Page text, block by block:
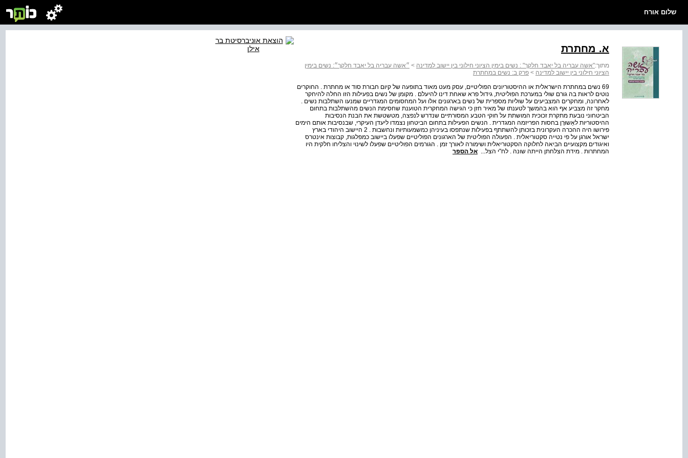
שלום אורח
א. מחתרת
מתוך:"אשה עבריה בל יאבד חלקך" : נשים בימין הציוני חילוני בין יישוב למדינה > ״אשה עבריה בל יאבד חלקך״: נשים בימין
הציוני חילוני בין יישוב למדינה > פרק ב: נשים במחתרת
69 נשים במחתרת הישראלית או ההיסטוריונים הפוליטיים, עסק מעט מאוד בתופעה של קיום חבורת סוד או מחתרת . החוקרים
נוטים לראות בה גורם שולי במערכת הפוליטית, גידול פרא שאחת דינו להיעלם . מקומן של נשים בפעילות הזו החלה להיחקר
לאחרונה, ומחקרים המצביעים על שוליות מספרית של נשים בארגונים אלו ועל המחסומים המגדריים שמנעו השתלבות נשים .
מחקר זה מצביע אף הוא בהמשך לטענתו של מאיר חזן כי הגישה המחקרית הטוענת שחסימת הנשים מהשתלבות בתחום
הביטחוני נובעת מתקרת זכוכית המושתת על חוקי הטבע המסורתיים שנדרש לנפצה, מטשטשת את הבנת הנסיבות
ההיסטוריות לאַשוּרָן בחסות הפריזמה המגדרית . הנשים הפעילות בתחום הביטחון נצמדו ליעדן העיקרי, שבנסיבות אותם הימים
פירושו היה ההכרה העקרונית בזכותן להשתתף בפעילות שנתפסו בעיניהן כמשמעותיות ונחשבות . 2 היישוב היהודי בארץ
ישראל אורגן על פי נטייה סקטוריאלית . הפעולה הפוליטית של הארגונים הפוליטיים שפעלו ביישוב כמפלגות, קבוצות אינטרס
ואיגודים מקצועיים הביאה לחלוקה הסקטוריאלית ושימורה לאורך זמן . הגורמים הפוליטיים שפעלו לשינוי והצליחו חלקית היו
המחתרות . מידת הצלחתן הייתה שונה . לח"י הצל... אל הספר